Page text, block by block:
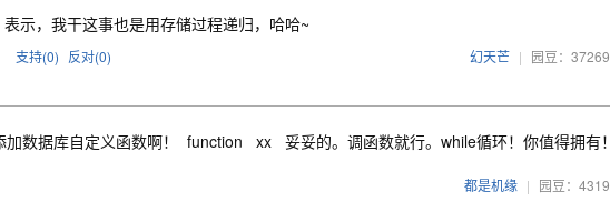
表示，我干这事也是用存储过程递归，哈哈~
支持(0) 反对(0) 幻天芒 | 园豆：37269
加数据库自定义函数啊！ function xx 妥妥的。调函数就行。while循环！你值得拥有！
都是机缘 | 园豆：4319